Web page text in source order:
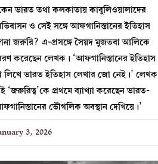
ভারত তথা কলকাতায় কাবুলিওয়ালাদের
ও সেই সঙ্গে আফগানিস্তানের ইতিহাস
জরুরি? এ-প্রসঙ্গে সৈয়দ মুজতবা আলিকে
করেছেন লেখক। ‘আফগানিস্তানের ইতিহাস
লিখে ভারত ইতিহাস লেখার জো নেই।’ লেখক
‘জরুরিত্ব’কে প্রথমে ব্যাখ্যা করেছেন ভারত-
ভৌগলিক অবস্থান দেখিয়ে।’
3, 2026